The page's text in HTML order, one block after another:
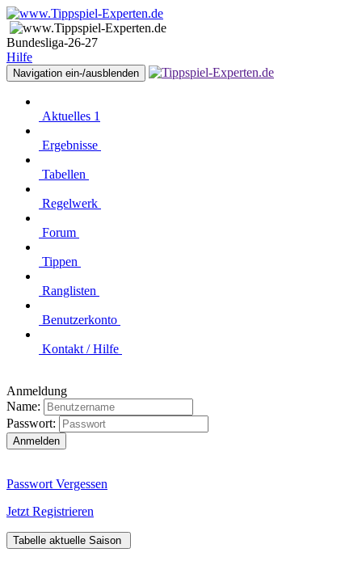
Bundesliga-26-27
Hilfe
Navigation ein-/ausblenden
Aktuelles 1
Ergebnisse
Tabellen
Regelwerk
Forum
Tippen
Ranglisten
Benutzerkonto
Kontakt / Hilfe
Anmeldung
Name:
Passwort:
Passwort Vergessen
Jetzt Registrieren
Tabelle aktuelle Saison